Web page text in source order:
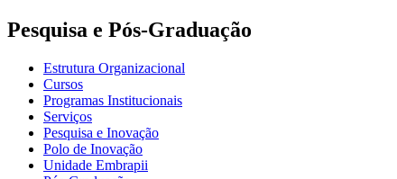
Pesquisa e Pós-Graduação
Estrutura Organizacional
Cursos
Programas Institucionais
Serviços
Pesquisa e Inovação
Polo de Inovação
Unidade Embrapii